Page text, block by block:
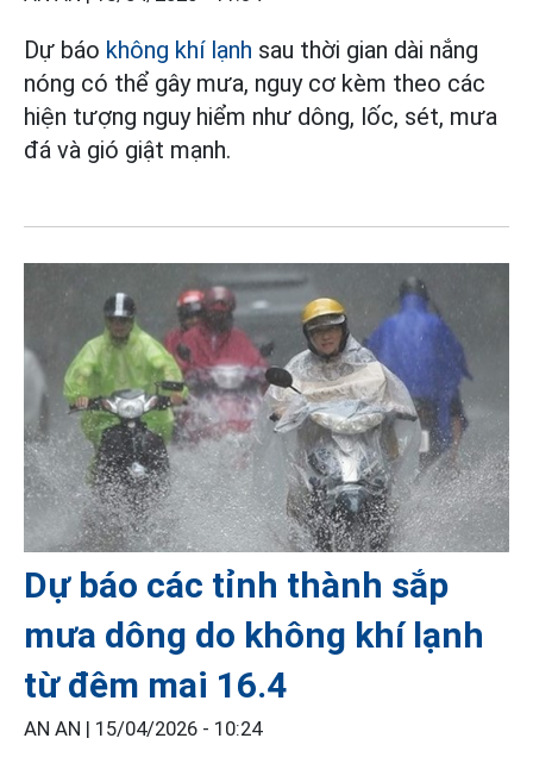
Dự báo không khí lạnh sau thời gian dài nắng
nóng có thể gây mưa, nguy cơ kèm theo các
hiện tượng nguy hiểm như dông, lốc, sét, mưa
đá và gió giật mạnh.
Dự báo các tỉnh thành sắp
mưa dông do không khí lạnh
từ đêm mai 16.4
AN AN | 15/04/2026 - 10:24